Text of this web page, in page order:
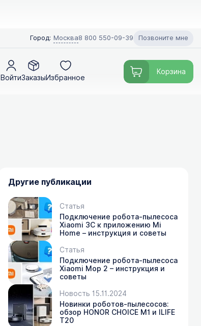
Город: Москва8 800 550-09-39 Позвоните мне
ВойтиЗаказыИзбранное
Корзина
Другие публикации
Статья
Подключение робота-пылесоса
Xiaomi 3C к приложению Mi
Home – инструкция и советы
Статья
Подключение робота-пылесоса
Xiaomi Mop 2 – инструкция и
советы
Новость 15.11.2024
Новинки роботов-пылесосов:
обзор HONOR CHOICE M1 и ILIFE
T20